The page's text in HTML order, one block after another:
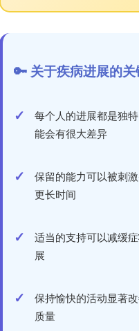
🔑 关于疾病进展的关
每个人的进展都是独
能会有很大差异
保留的能力可以被刺
更长时间
适当的支持可以减缓
展
保持愉快的活动显著
质量